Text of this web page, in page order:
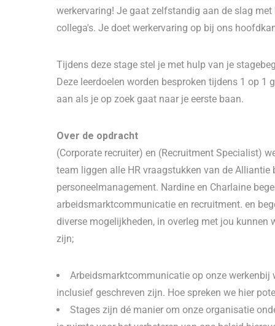
werkervaring! Je gaat zelfstandig aan de slag
collega's. Je doet werkervaring op bij ons
Tijdens deze stage stel je met hulp van je
Deze leerdoelen worden besproken tijdens 1 op 1
aan als je op zoek gaat naar je eerste baan.
Over de opdracht
(Corporate recruiter) en (Recruitment Specialist)
team liggen alle HR vraagstukken van de Alliantie
personeelmanagement. Nardine en Charlaine
arbeidsmarktcommunicatie en recruitment. en
diverse mogelijkheden, in overleg met jou kunnen
zijn;
Arbeidsmarktcommunicatie op onze werkenbij
inclusief geschreven zijn. Hoe spreken we hier
Stages zijn dé manier om onze organisatie